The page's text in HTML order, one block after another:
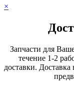
×
Запчасти для
течение 1-2
доставки.